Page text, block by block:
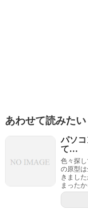
あわせて読みたい
パソ
て…
色々探
の原型
きまし
まった